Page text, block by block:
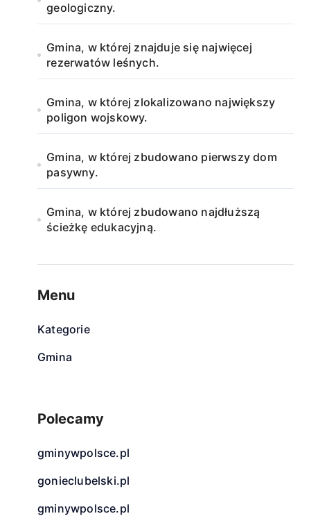
geologiczny.
Gmina, w której znajduje się najwięcej
rezerwatów leśnych.
Gmina, w której zlokalizowano największy
poligon wojskowy.
Gmina, w której zbudowano pierwszy dom
pasywny.
Gmina, w której zbudowano najdłuższą
ścieżkę edukacyjną.
Menu
Kategorie
Gmina
Polecamy
gminywpolsce.pl
gonieclubelski.pl
gminywpolsce.pl